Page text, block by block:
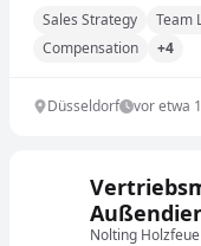
Sales Strategy Team
Compensation
+4
Düsseldorf vor etwa
Nolting